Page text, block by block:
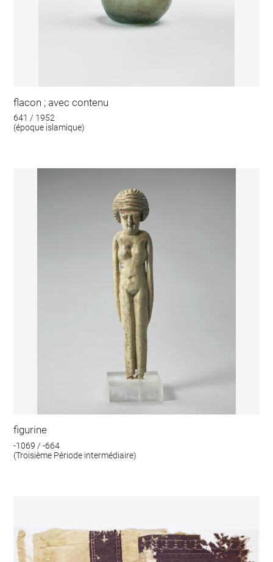
flacon ; avec contenu
641 / 1952
(époque islamique)
figurine
-1069 / -664
(Troisième Période intermédiaire)